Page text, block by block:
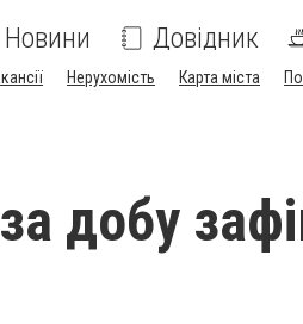
Новини Довідник
Нерухомість Карта міста
добу